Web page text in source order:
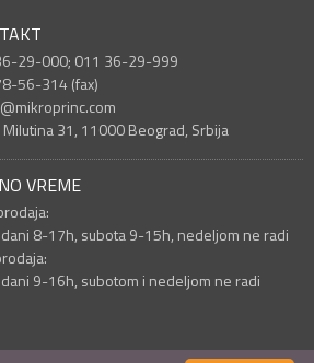
29-000; 011 36-29-999
56-314 (fax)
Milutina 31, 11000 Beograd, Srbija
VREME
8-17h, subota 9-15h, nedeljom ne radi
9-16h, subotom i nedeljom ne radi